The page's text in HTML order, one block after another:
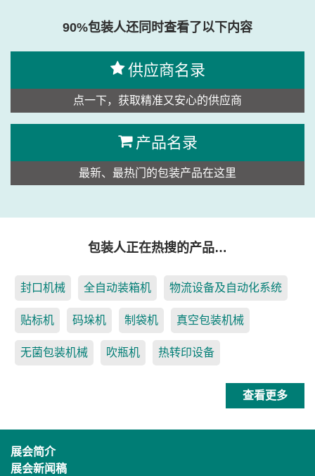
90%包装人还同时查看了以下内容
供应商名录
点一下，获取精准又安心的供应商
产品名录
最新、最热门的包装产品在这里
包装人正在热搜的产品…
封口机械 全自动装箱机 物流设备及自动化系统
贴标机 码垛机 制袋机 真空包装机械
无菌包装机械 吹瓶机 热转印设备
查看更多
展会简介
展会新闻稿